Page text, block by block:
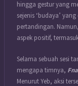
hingga gestur yang
sejenis ‘budaya’
pertandingan.
aspek positif,
Selama sebuah sesi
mengapa timnya,
Menurut Yeb, aksi